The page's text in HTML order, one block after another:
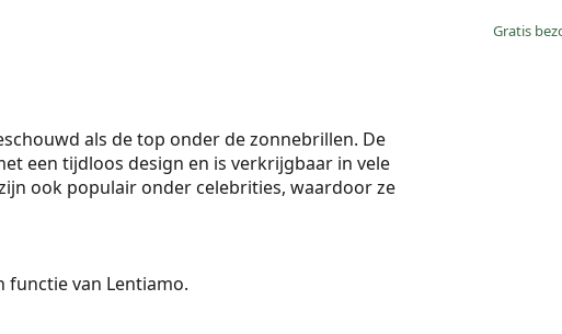
Gratis
als de top onder de zonnebrillen. De
een tijdloos design en is verkrijgbaar in vele
ook populair onder celebrities, waardoor ze
functie van Lentiamo.